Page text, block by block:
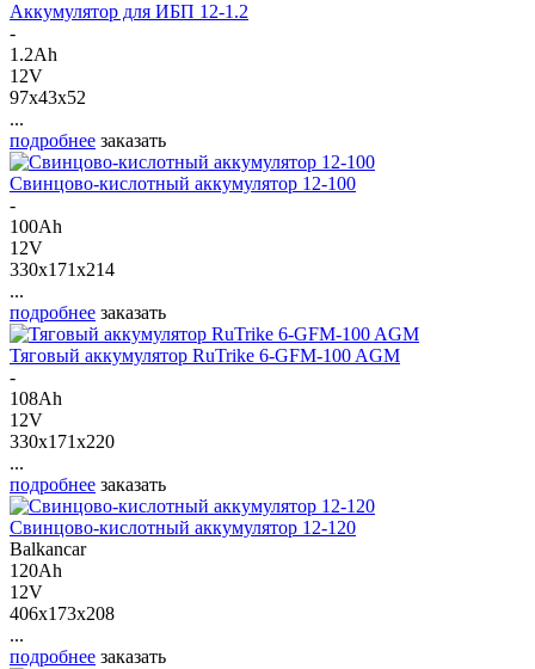
Аккумулятор для ИБП 12-1.2
-
1.2Ah
12V
97x43x52
...
подробнее заказать
Свинцово-кислотный аккумулятор 12-100
-
100Ah
12V
330x171x214
...
подробнее заказать
Тяговый аккумулятор RuTrike 6-GFM-100 AGM
-
108Ah
12V
330x171x220
...
подробнее заказать
Свинцово-кислотный аккумулятор 12-120
Balkancar
120Ah
12V
406x173x208
...
подробнее заказать